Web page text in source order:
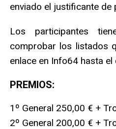
enviado el justificante de
Los participantes
comprobar los listados
enlace en Info64 hasta
PREMIOS:
1º General 250,00 € +
2º General 200,00 € +